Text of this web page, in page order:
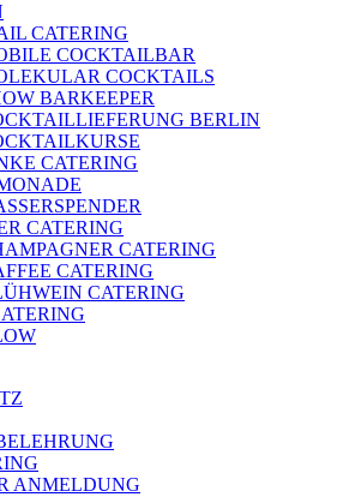
CATERING
COCKTAILBAR
COCKTAILS
BARKEEPER
BERLIN
CATERING
CATERING
CATERING
CATERING
CATERING
ANMELDUNG